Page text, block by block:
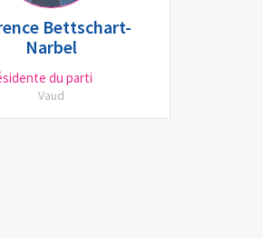
Bettschart-
Narbel
du parti
Vaud